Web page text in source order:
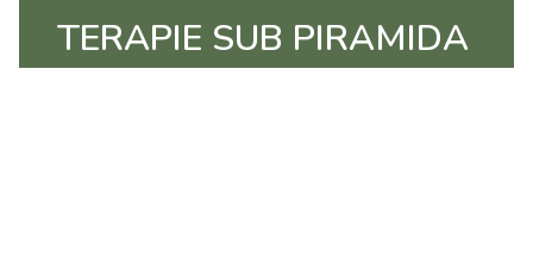
TERAPIE SUB PIRAMIDA
THOR